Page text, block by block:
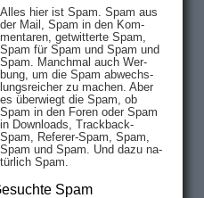
Alles hier ist Spam. Spam aus
der Mail, Spam in den Kom­
men­taren, ge­twit­ter­te Spam,
Spam für Spam und Spam und
Spam. Manch­mal auch Wer­
bung, um die Spam ab­wechs­
lungs­reich­er zu mach­en. Aber
es über­wiegt die Spam, ob
Spam in den Fo­ren oder Spam
in Down­loads, Track­back-
Spam, Re­fe­rer-Spam, Spam,
Spam und Spam. Und da­zu na­
tür­lich Spam.
Spam